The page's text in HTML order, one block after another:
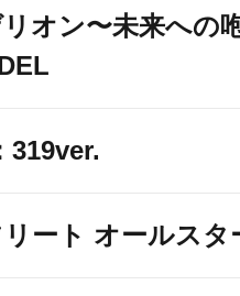
オン〜未来への
319ver.
ート オールスタ